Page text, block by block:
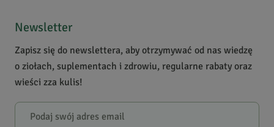
Newsletter
Zapisz się do newslettera, aby otrzymywać od nas wiedzę
o ziołach, suplementach i zdrowiu, regularne rabaty oraz
wieści zza kulis!